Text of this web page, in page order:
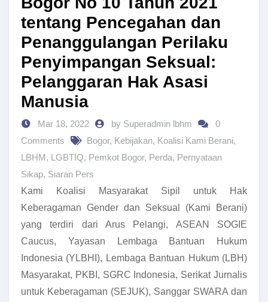
tentang Pencegahan dan
Penanggulangan Perilaku
Penyimpangan Seksual:
Pelanggaran Hak Asasi
Manusia
Mar 18, 2022 by Superadmin lbhm
0
Comments
Bogor, Kebijakan, Koalisi Kami Berani,
LBHM, LGBTIQ, Pemkot Bogor, Perda, Pernyataan
Sikap, Siaran Pers
Kami Koalisi Masyarakat Sipil untuk Hak
Keberagaman Gender dan Seksual (Kami Berani)
yang terdiri dari Arus Pelangi, ASEAN SOGIE
Caucus, Yayasan Lembaga Bantuan Hukum
Indonesia (YLBHI), Lembaga Bantuan Hukum (LBH)
Masyarakat, PKBI, SGRC Indonesia, Serikat Jurnalis
untuk Keberagaman (SEJUK), Sanggar SWARA dan